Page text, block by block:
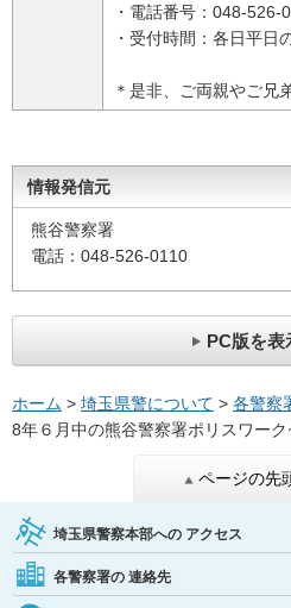
・電話番号：048-526-
・受付時間：各日平日
＊是非、ご両親やご兄
情報発信元
熊谷警察署
電話：048-526-0110
PC版を表
ホーム > 埼玉県警について > 各警察
8年６月中の熊谷警察署ポリスワー
ページの先
埼玉県警察本部への アクセス
各警察署の 連絡先